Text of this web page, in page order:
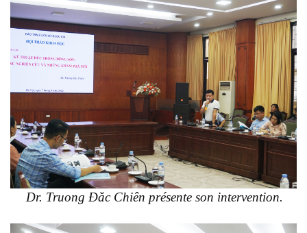
Dr. Truong Đăc Chiên présente son intervention.